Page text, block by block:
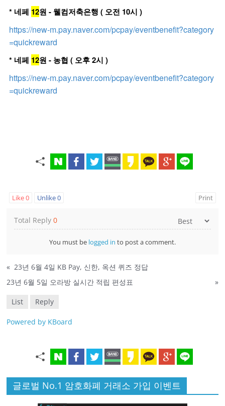
* 네페 12원 - 웰컴저축은행 ( 오전 10시 )
https://new-m.pay.naver.com/pcpay/eventbenefit?category
=quickreward
* 네페 12원 - 농협 ( 오후 2시 )
https://new-m.pay.naver.com/pcpay/eventbenefit?category
=quickreward
Like0 Unlike0 Print
Total Reply0
You must be logged in to post a comment.
« 23년 6월 4일 KB Pay, 신한, 옥션 퀴즈 정답
23년 6월 5일 오라방 실시간 적립 편성표
»
List Reply
Powered by KBoard
글로벌 No.1 암호화폐 거래소 가입 이벤트